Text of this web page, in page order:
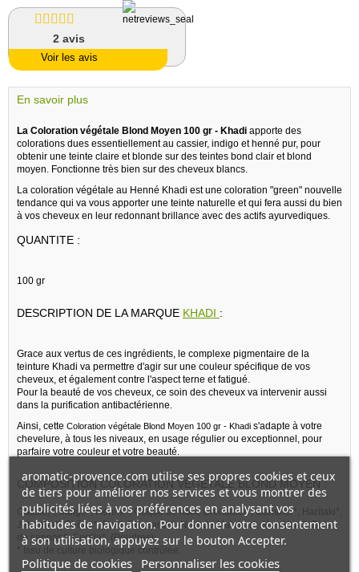
2 avis
Voir les avis
En savoir plus
La Coloration végétale Blond Moyen 100 gr - Khadi apporte des
colorations dues essentiellement au cassier, indigo et henné pur, pour
obtenir une teinte claire et blonde sur des teintes bond clair et blond
moyen. Fonctionne très bien sur des cheveux blancs.
La coloration végétale au Henné Khadi est une coloration "green" nouvelle
tendance qui va vous apporter une teinte naturelle et qui fera aussi du bien
à vos cheveux en leur redonnant brillance avec des actifs ayurvediques.
QUANTITE :
100 gr
DESCRIPTION DE LA MARQUE KHADI :
Grace aux vertus de ces ingrédients, le complexe pigmentaire de la
teinture Khadi va permettre d'agir sur une couleur spécifique de vos
cheveux, et également contre l'aspect terne et fatigué.
Pour la beauté de vos cheveux, ce soin des cheveux va intervenir aussi
dans la purification antibactérienne.
Ainsi, cette Coloration végétale Blond Moyen 100 gr - Khadi s'adapte à votre
chevelure, à tous les niveaux, en usage régulier ou exceptionnel, pour
parfaire votre couleur et votre beauté.
COMPOSITION COLORATION VÉGÉTALE BLOND MOYEN :
Cassier*, Indigo*, Henné*, Coque de noix, Grenadier*, Gambier*, Haritaki*,
Jatropha*, Chêne*, Bael, Rhubarbe*, Noix de Malabar*, Aloe Vera*, Bois
de sappan*, Cordia*. (Poudres).
* Issu de culture biologique contrôlée.
aromatic-provence.com utilise ses propres cookies et ceux
de tiers pour améliorer nos services et vous montrer des
publicités liées à vos préférences en analysant vos
habitudes de navigation. Pour donner votre consentement
à son utilisation, appuyez sur le bouton Accepter.
Politique de cookies Personnaliser les cookies